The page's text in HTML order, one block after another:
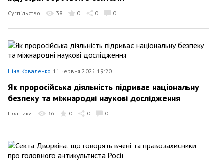
Суспільство 38 0 0 0
Ніна Коваленко 11 червня 2025 19:20
Як проросійська діяльність підриває національну
безпеку та міжнародні наукові дослідження
Політика 36 0 0 0